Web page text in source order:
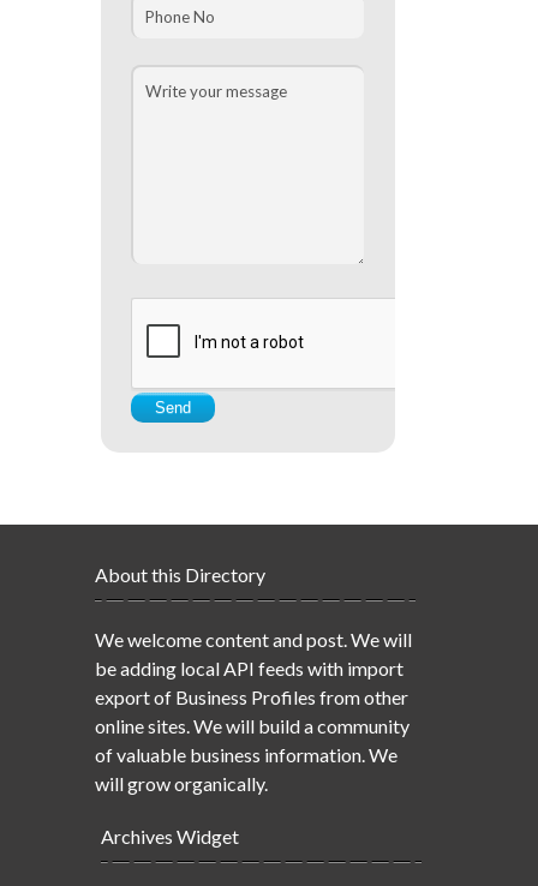
About this Directory
We welcome content and post. We will
be adding local API feeds with import
export of Business Profiles from other
online sites. We will build a community
of valuable business information. We
will grow organically.
Archives Widget